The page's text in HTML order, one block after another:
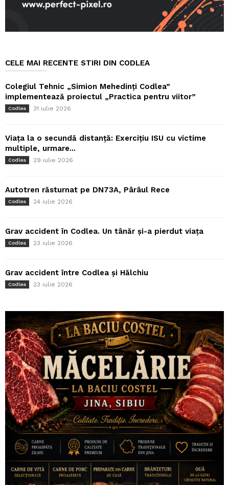
CELE MAI RECENTE STIRI DIN CODLEA
Colegiul Tehnic „Simion Mehedinți Codlea”
implementează proiectul „Practica pentru viitor”
Codlea 31 iulie 2026
Viața la o secundă distanță: Exercițiu ISU cu victime
multiple, urmare...
Codlea 29 iulie 2026
Autotren răsturnat pe DN73A, Pârâul Rece
Codlea 24 iulie 2026
Grav accident în Codlea. Un tânăr și-a pierdut viața
Codlea 23 iulie 2026
Grav accident între Codlea și Hălchiu
Codlea 23 iulie 2026